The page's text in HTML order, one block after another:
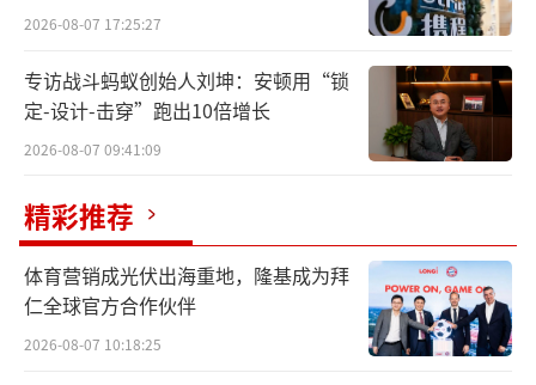
2026-08-07 17:25:27
专访战斗蚂蚁创始人刘坤：安顿用“锁
定-设计-击穿”跑出10倍增长
2026-08-07 09:41:09
精彩推荐
体育营销成光伏出海重地，隆基成为拜
仁全球官方合作伙伴
2026-08-07 10:18:25